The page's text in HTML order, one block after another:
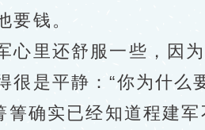
要钱。
里还舒服一些，因为
是平静：“你为什么
确实已经知道程建军